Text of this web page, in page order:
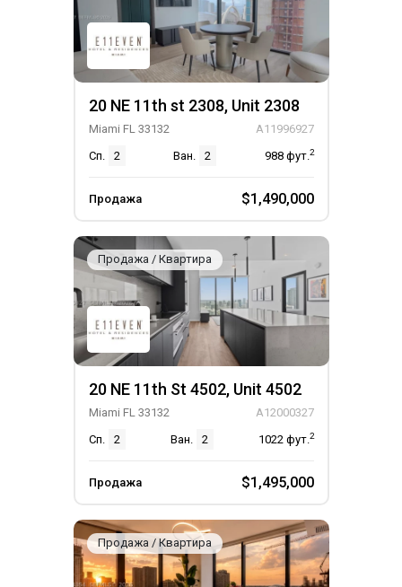
20 NE 11th st 2308, Unit 2308
Miami FL 33132
A11996927
Сп.
2 Ван. 2 988 фут.2
Продажа $1,490,000
Продажа / Квартира
20 NE 11th St 4502, Unit 4502
Miami FL 33132
A12000327
Сп.
2 Ван. 2 1022 фут.2
Продажа $1,495,000
Продажа / Квартира